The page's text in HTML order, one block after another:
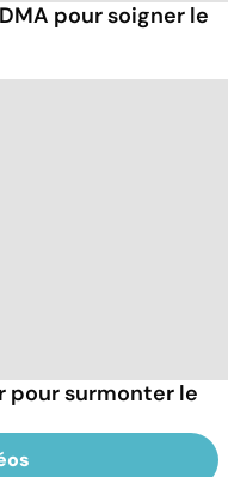
pour soigner le
pour surmonter le